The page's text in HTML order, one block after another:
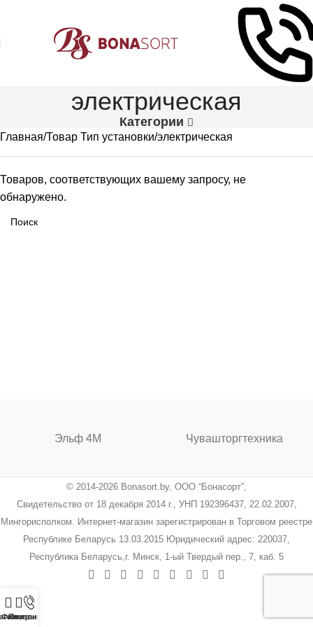
электрическая
Категории
Главная Товар Тип установки электрическая
Товаров, соответствующих вашему запросу, не
обнаружено.
Эльф 4М Чувашторгтехника
© 2014-2026 Bonasort.by, ООО “Бонасорт”,
Свидетельство от 18 декабря 2014 г., УНП 192396437, 22.02.2007,
Мингорисполком. Интернет-магазин зарегистрирован в Торговом реестре
Республике Беларусь 13.03.2015 Юридический адрес: 220037,
Республика Беларусь,г. Минск, 1-ый Твердый пер., 7, каб. 5
Фильтры
Позвонить